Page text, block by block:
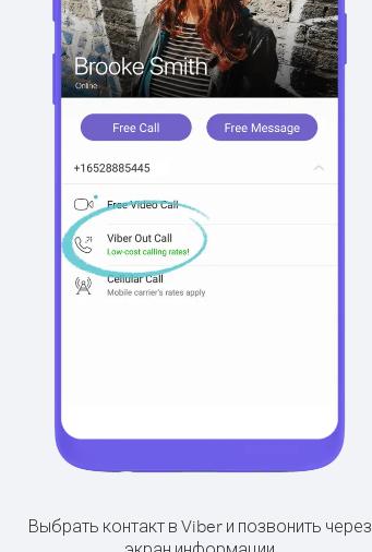
Выбрать контакт в Viber и позвонить через